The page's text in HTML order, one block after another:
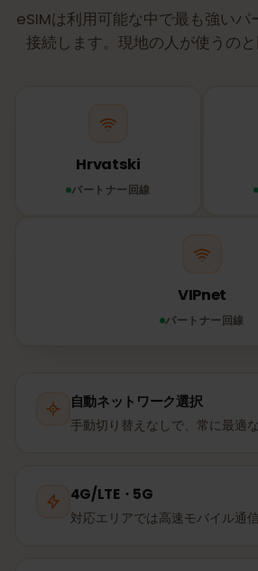
eSIMは利用可能な中で最も強いパ
接続します。現地の人が使うのと
Hrvatski
パートナー回線
VIPnet
パートナー回線
自動ネットワーク選択
手動切り替えなしで、常に最適な
4G/LTE・5G
対応エリアでは高速モバイル通信